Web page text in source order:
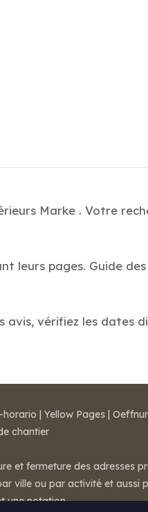
Marke . Votre
leurs pages. Guide des
vérifiez les dates
horario | Yellow Pages |
chantier
et fermeture des adresses
ville ou par activité et aussi
une notation.